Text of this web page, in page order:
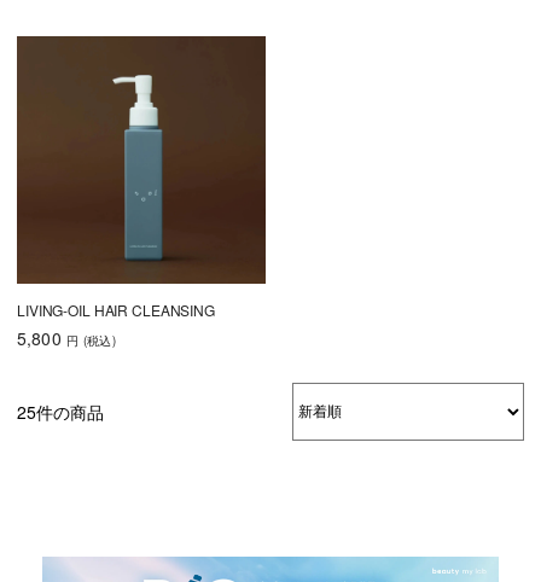
LIVING-OIL HAIR CLEANSING
5,800 円 (税込)
25件の商品